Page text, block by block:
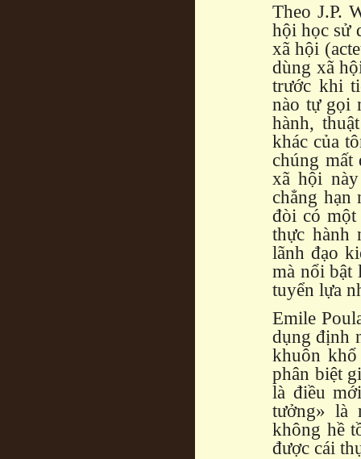
Theo J.P.
hội học sử
xã hội
dùng xã
trước khi
nào tự gọi
hành,
khác của
chúng mất
xã hội
chẳng hạn
đòi có một
thực hành
lãnh đạo
mà nổi bật
tuyển lựa
Emile
dụng định
khuôn
phân biệt
là điều
tưởng» là
không hề
được cái